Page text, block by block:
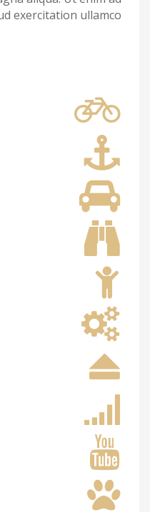
exercitation ullamco.